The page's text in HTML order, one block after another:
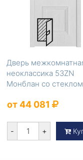
Дверь
неоклассика 53ZN
Монблан со стеклом
от 44 081
- +